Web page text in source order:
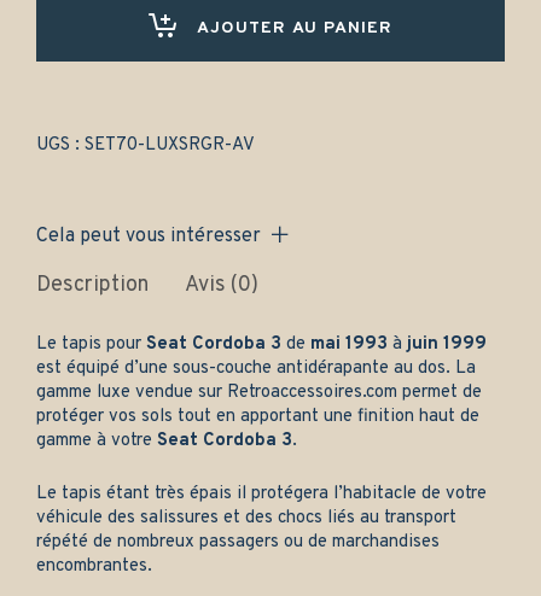
luxe
AJOUTER AU PANIER
UGS : SET70-LUXSRGR-AV
Cela peut vous intéresser
Description Avis (0)
Le tapis pour Seat Cordoba 3 de mai 1993 à juin 1999
est équipé d’une sous-couche antidérapante au dos. La
gamme luxe vendue sur Retroaccessoires.com permet de
protéger vos sols tout en apportant une finition haut de
gamme à votre Seat Cordoba 3.
Le tapis étant très épais il protégera l’habitacle de votre
véhicule des salissures et des chocs liés au transport
répété de nombreux passagers ou de marchandises
encombrantes.